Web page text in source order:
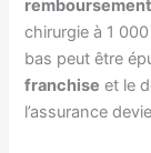
remboursement
chirurgie à 1
bas peut être
franchise et le
l’assurance